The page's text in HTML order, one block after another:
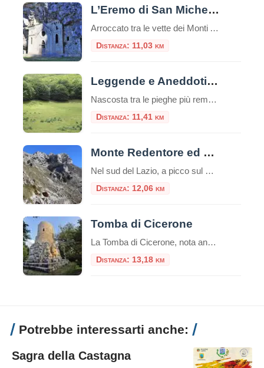
L’Eremo di San Michele a Formia: tra storia, natura e mistero
Arroccato tra le vette dei Monti Aurunci, l’Eremo di San Michele a Formia è un luogo di rara bellezza e profonda spiritualità. Questo antico santuario rupestre, scavato nella roccia, rappresenta una meta suggestiva sia per gli amanti della natura che per i pellegrini alla ricerca di un luogo di raccoglimento. Il panorama mozzafiato che si […]
Distanza: 11,03 km
Leggende e Aneddoti di Fossa Juanna
Nascosta tra le pieghe più remote dei Monti Aurunci, alle falde del Monte Petrella, si apre una conca tanto perfetta da sembrare artificiale, un anfiteatro naturale celato agli occhi degli escursionisti distratti. È Fossa Juanna (o Joanna), una vasta dolina carsica a oltre 1300 metri di quota, un cerchio di prato del diametro di oltre […]
Distanza: 11,41 km
Monte Redentore ed Eremo di San Michele
Nel sud del Lazio, a picco sul Golfo di Gaeta, si erge il Monte Redentore, una delle cime più suggestive e panoramiche dei Monti Aurunci. A 1252 metri di altitudine, questa montagna, che in realtà è una spalla del più imponente Monte Altino, offre un’esperienza indimenticabile che unisce trekking, spiritualità e paesaggi mozzafiato, rendendola una […]
Distanza: 12,06 km
Tomba di Cicerone
La Tomba di Cicerone, nota anche come Mausoleo di Cicerone o Sepolcro di Cicerone in italiano, è il luogo di sepoltura del famoso oratore e filosofo romano Marco Tullio Cicerone.Cicerone è noto per essere stato uno degli oratori più influenti della Roma antica e una figura di spicco nella politica romana durante gli ultimi anni […]
Distanza: 13,18 km
Potrebbe interessarti anche:
Sagra della Castagna